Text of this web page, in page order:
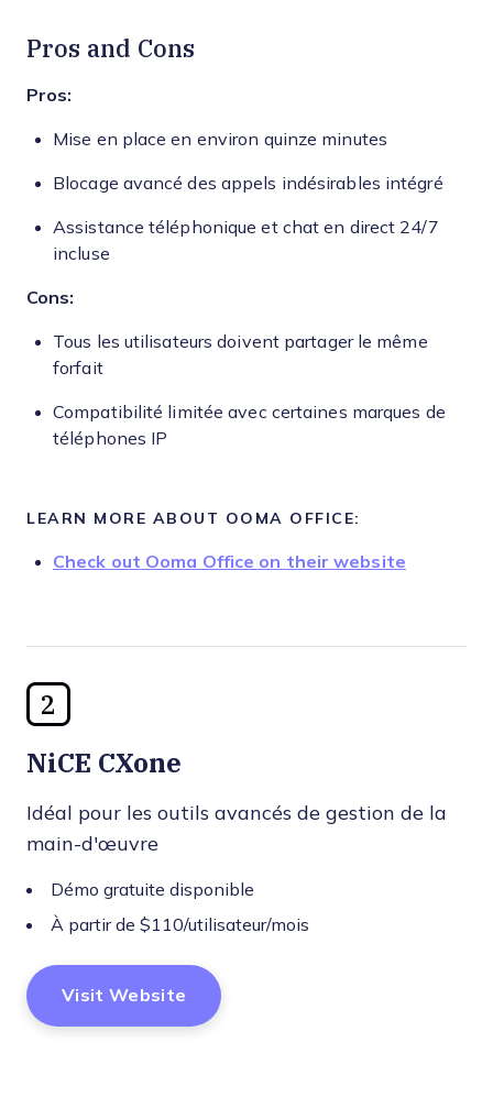
Pros and Cons
Pros:
Mise en place en environ quinze minutes
Blocage avancé des appels indésirables intégré
Assistance téléphonique et chat en direct 24/7
incluse
Cons:
Tous les utilisateurs doivent partager le même
forfait
Compatibilité limitée avec certaines marques de
téléphones IP
LEARN MORE ABOUT OOMA OFFICE:
Check out Ooma Office on their website
2
NiCE CXone
Idéal pour les outils avancés de gestion de la
main-d'œuvre
Démo gratuite disponible
À partir de $110/utilisateur/mois
Visit Website